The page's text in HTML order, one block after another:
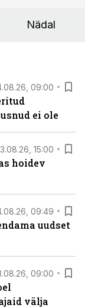
Nädal
09:00
ei ole
15:00
hoidev
09:49
uudset
09:00
välja